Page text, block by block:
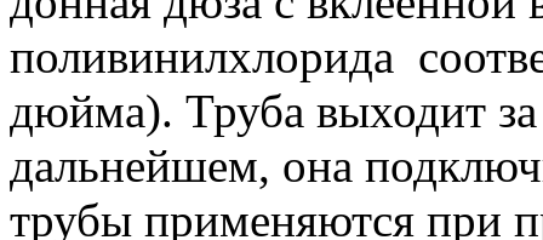
поливинилхлорида
дюйма). Труба выходит
дальнейшем, она
трубы применяются при